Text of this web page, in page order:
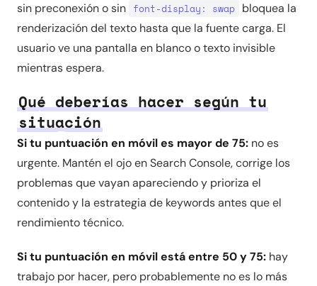
sin preconexión o sin font-display: swap bloquea la
renderización del texto hasta que la fuente carga. El
usuario ve una pantalla en blanco o texto invisible
mientras espera.
Qué deberías hacer según tu
situación
Si tu puntuación en móvil es mayor de 75: no es
urgente. Mantén el ojo en Search Console, corrige los
problemas que vayan apareciendo y prioriza el
contenido y la estrategia de keywords antes que el
rendimiento técnico.
Si tu puntuación en móvil está entre 50 y 75: hay
trabajo por hacer, pero probablemente no es lo más